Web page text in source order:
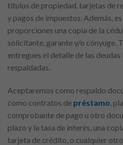
títulos de propiedad, tarjetas de
y pagos de impuestos. Además,
proporciones una copia de la
solicitante, garante y/o cónyuge.
entregues el detalle de las
respaldadas.
Aceptaremos como respaldo
como contratos de préstamo,
comprobante de pago u otro
plazo y la tasa de interés, una
tarjeta de crédito, o cualquier